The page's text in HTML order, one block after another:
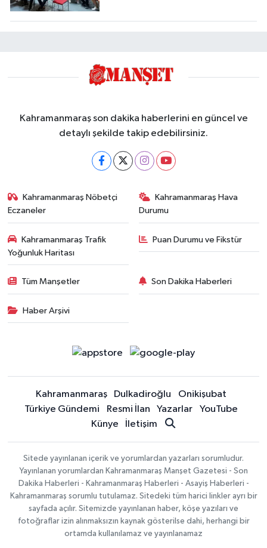
Kahramanmaraş son dakika haberlerini en güncel ve
detaylı şekilde takip edebilirsiniz.
Kahramanmaraş Nöbetçi
Eczaneler
Kahramanmaraş Hava
Durumu
Kahramanmaraş Trafik
Yoğunluk Haritası
Puan Durumu ve Fikstür
Tüm Manşetler Son Dakika Haberleri
Haber Arşivi
Kahramanmaraş Dulkadiroğlu
Onikişubat
Türkiye Gündemi
Resmi İlan Yazarlar
YouTube
Künye
İletişim
Sitede yayınlanan içerik ve yorumlardan yazarları sorumludur.
Yayınlanan yorumlardan Kahramanmaraş Manşet Gazetesi - Son
Dakika Haberleri - Kahramanmaraş Haberleri - Asayiş Haberleri -
Kahramanmaraş sorumlu tutulamaz. Sitedeki tüm harici linkler ayrı bir
sayfada açılır. Sitemizde yayınlanan haber, köşe yazıları ve
fotoğraflar izin alınmaksızın kaynak gösterilse dahi, herhangi bir
ortamda kullanılamaz ve yayınlanamaz